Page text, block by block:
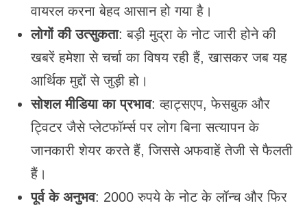
वायरल करना बेहद आसान हो गया है।
लोगों की उत्सुकता: बड़ी मुद्रा के नोट जारी होने की
खबरें हमेशा से चर्चा का विषय रही हैं, खासकर जब यह
आर्थिक मुद्दों से जुड़ी हो।
सोशल मीडिया का प्रभाव: व्हाट्सएप, फेसबुक और
ट्विटर जैसे प्लेटफॉर्म्स पर लोग बिना सत्यापन के
जानकारी शेयर करते हैं, जिससे अफवाहें तेजी से फैलती
हैं।
पूर्व के अनुभव: 2000 रुपये के नोट के लॉन्च और फिर